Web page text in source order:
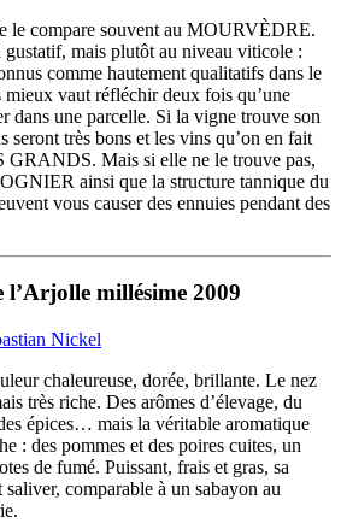
le compare souvent au MOURVÈDRE.
gustatif, mais plutôt au niveau viticole :
comme hautement qualitatifs dans le
mieux vaut réfléchir deux fois qu’une
dans une parcelle. Si la vigne trouve son
seront très bons et les vins qu’on en fait
GRANDS. Mais si elle ne le trouve pas,
ainsi que la structure tannique du
vous causer des ennuies pendant des
l’Arjolle millésime 2009
Nickel
chaleureuse, dorée, brillante. Le nez
très riche. Des arômes d’élevage, du
épices… mais la véritable aromatique
: des pommes et des poires cuites, un
de fumé. Puissant, frais et gras, sa
saliver, comparable à un sabayon au